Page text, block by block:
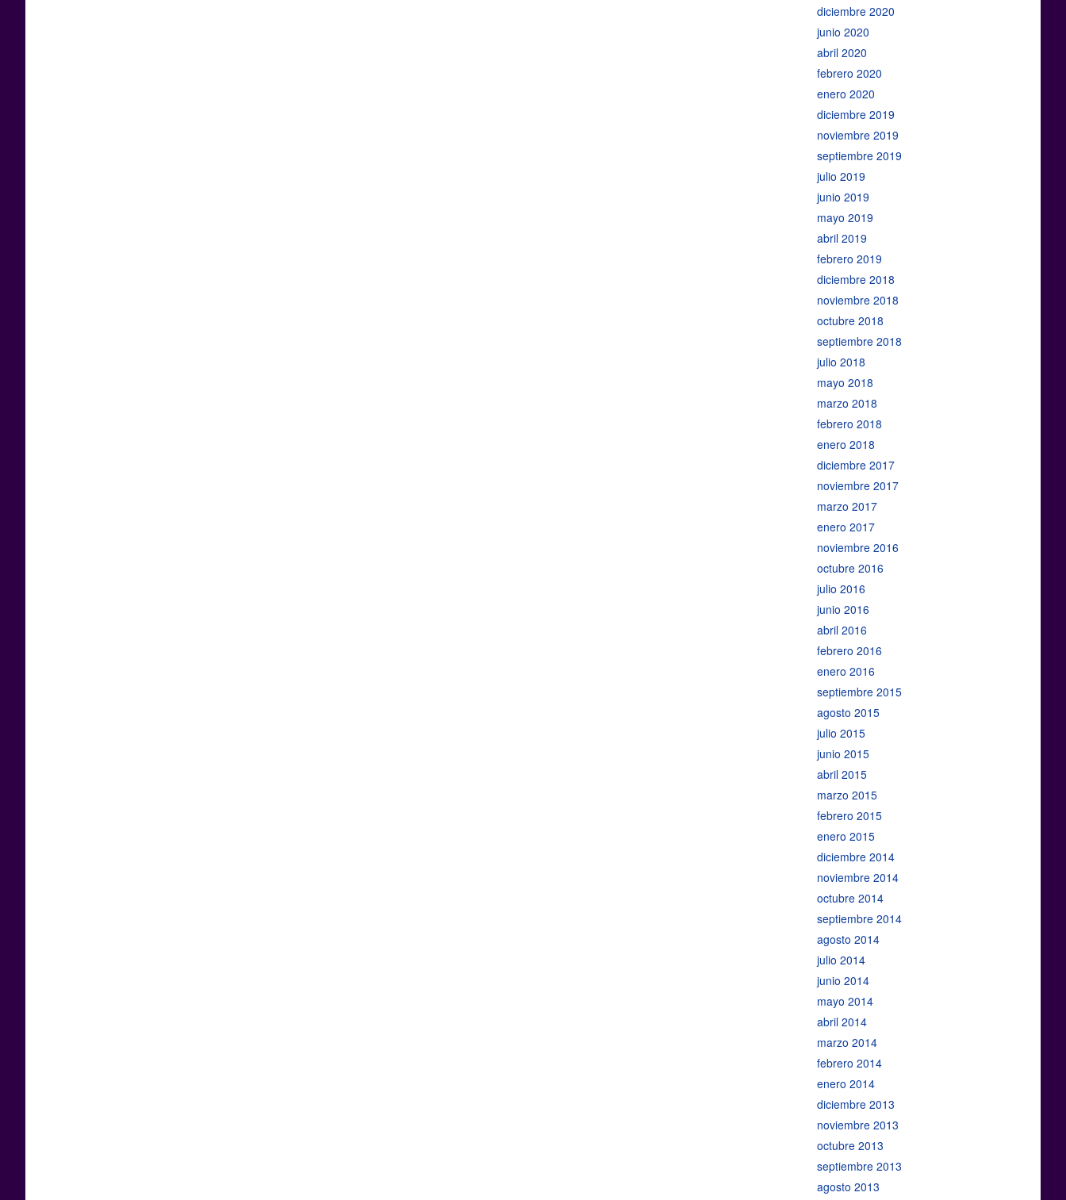
diciembre 2020
junio 2020
abril 2020
febrero 2020
enero 2020
diciembre 2019
noviembre 2019
septiembre 2019
julio 2019
junio 2019
mayo 2019
abril 2019
febrero 2019
diciembre 2018
noviembre 2018
octubre 2018
septiembre 2018
julio 2018
mayo 2018
marzo 2018
febrero 2018
enero 2018
diciembre 2017
noviembre 2017
marzo 2017
enero 2017
noviembre 2016
octubre 2016
julio 2016
junio 2016
abril 2016
febrero 2016
enero 2016
septiembre 2015
agosto 2015
julio 2015
junio 2015
abril 2015
marzo 2015
febrero 2015
enero 2015
diciembre 2014
noviembre 2014
octubre 2014
septiembre 2014
agosto 2014
julio 2014
junio 2014
mayo 2014
abril 2014
marzo 2014
febrero 2014
enero 2014
diciembre 2013
noviembre 2013
octubre 2013
septiembre 2013
agosto 2013